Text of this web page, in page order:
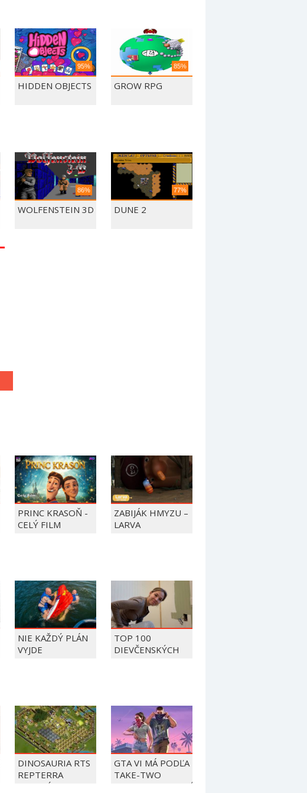
95%
HIDDEN OBJECTS
85%
GROW RPG
86%
WOLFENSTEIN 3D
77%
DUNE 2
PRINC KRASOŇ -
CELÝ FILM
ZABIJÁK HMYZU –
LARVA
NIE KAŽDÝ PLÁN
VYJDE
TOP 100
DIEVČENSKÝCH
DINOSAURIA RTS
REPTERRA
OPUSTÍ
GTA VI MÁ PODĽA
TAKE-TWO
BEZPRECEDENTNÉ